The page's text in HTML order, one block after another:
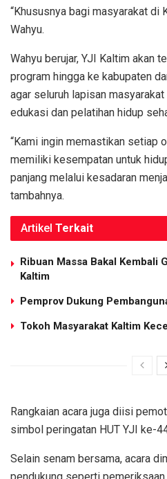
“Khususnya bagi masyarakat di
Wahyu.
Wahyu berujar, YJI Kaltim akan
program hingga ke kabupaten
agar seluruh lapisan
edukasi dan pelatihan hidup
“Kami ingin memastikan setiap
memiliki kesempatan untuk
panjang melalui kesadaran
tambahnya.
Artikel Terkait
Ribuan Massa Bakal Kembali
Kaltim
Pemprov Dukung
Tokoh Masyarakat Kaltim
Rangkaian acara juga diisi
simbol peringatan HUT YJI ke-
Selain senam bersama, acara